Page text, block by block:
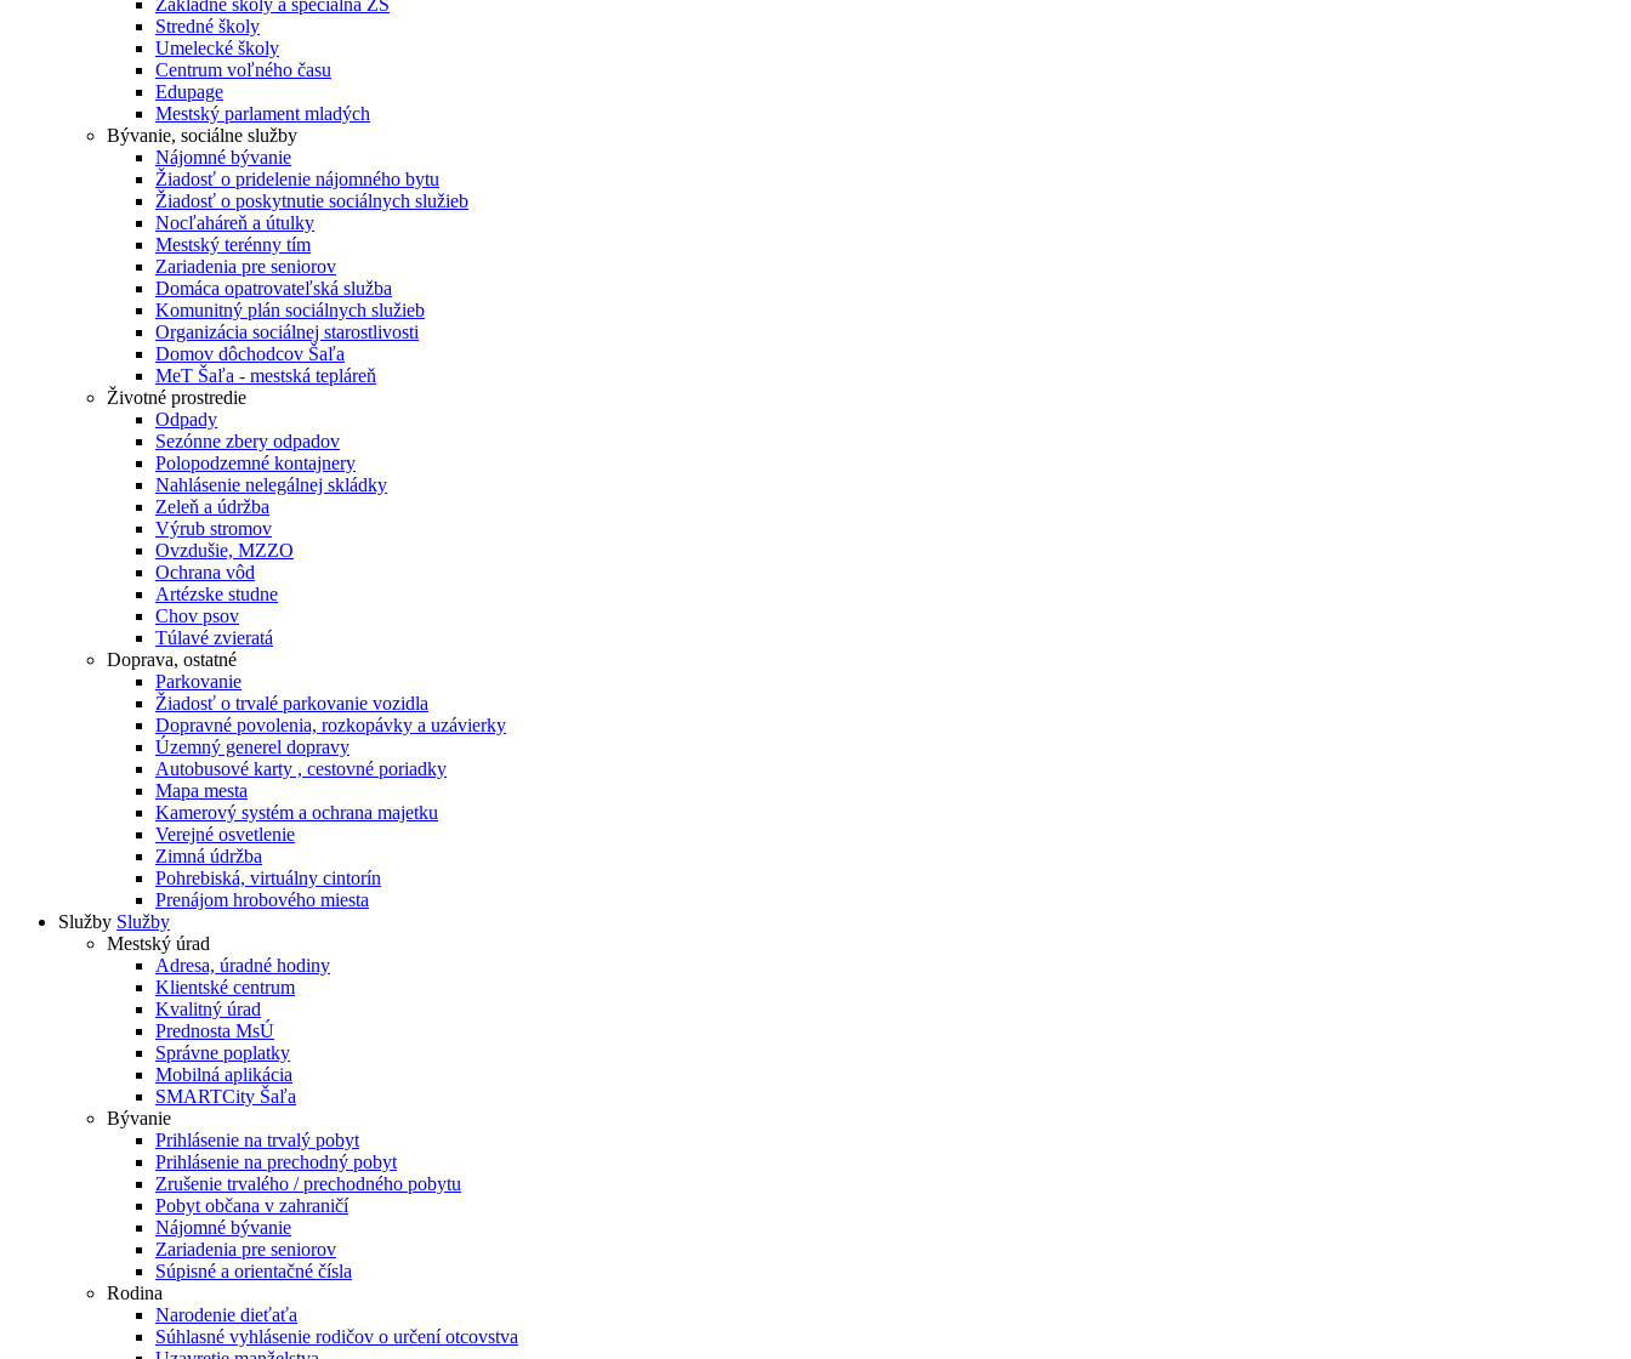
Základné školy a špeciálna ZŠ
Stredné školy
Umelecké školy
Centrum voľného času
Edupage
Mestský parlament mladých
Bývanie, sociálne služby
Nájomné bývanie
Žiadosť o pridelenie nájomného bytu
Žiadosť o poskytnutie sociálnych služieb
Nocľaháreň a útulky
Mestský terénny tím
Zariadenia pre seniorov
Domáca opatrovateľská služba
Komunitný plán sociálnych služieb
Organizácia sociálnej starostlivosti
Domov dôchodcov Šaľa
MeT Šaľa - mestská tepláreň
Životné prostredie
Odpady
Sezónne zbery odpadov
Polopodzemné kontajnery
Nahlásenie nelegálnej skládky
Zeleň a údržba
Výrub stromov
Ovzdušie, MZZO
Ochrana vôd
Artézske studne
Chov psov
Túlavé zvieratá
Doprava, ostatné
Parkovanie
Žiadosť o trvalé parkovanie vozidla
Dopravné povolenia, rozkopávky a uzávierky
Územný generel dopravy
Autobusové karty , cestovné poriadky
Mapa mesta
Kamerový systém a ochrana majetku
Verejné osvetlenie
Zimná údržba
Pohrebiská, virtuálny cintorín
Prenájom hrobového miesta
Služby Služby
Mestský úrad
Adresa, úradné hodiny
Klientské centrum
Kvalitný úrad
Prednosta MsÚ
Správne poplatky
Mobilná aplikácia
SMARTCity Šaľa
Bývanie
Prihlásenie na trvalý pobyt
Prihlásenie na prechodný pobyt
Zrušenie trvalého / prechodného pobytu
Pobyt občana v zahraničí
Nájomné bývanie
Zariadenia pre seniorov
Súpisné a orientačné čísla
Rodina
Narodenie dieťaťa
Súhlasné vyhlásenie rodičov o určení otcovstva